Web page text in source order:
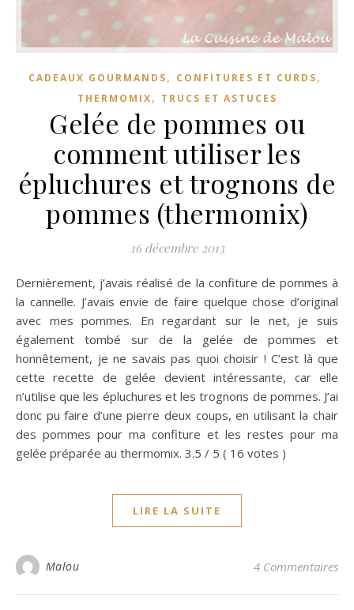
CADEAUX GOURMANDS, CONFITURES ET CURDS,
THERMOMIX, TRUCS ET ASTUCES
Gelée de pommes ou
comment utiliser les
épluchures et trognons de
pommes (thermomix)
16 décembre 2013
Dernièrement, j’avais réalisé de la confiture de pommes à
la cannelle. J’avais envie de faire quelque chose d’original
avec mes pommes. En regardant sur le net, je suis
également tombé sur de la gelée de pommes et
honnêtement, je ne savais pas quoi choisir ! C’est là que
cette recette de gelée devient intéressante, car elle
n’utilise que les épluchures et les trognons de pommes. J’ai
donc pu faire d’une pierre deux coups, en utilisant la chair
des pommes pour ma confiture et les restes pour ma
gelée préparée au thermomix. 3.5 / 5 ( 16 votes )
LIRE LA SUITE
Malou 4 Commentaires